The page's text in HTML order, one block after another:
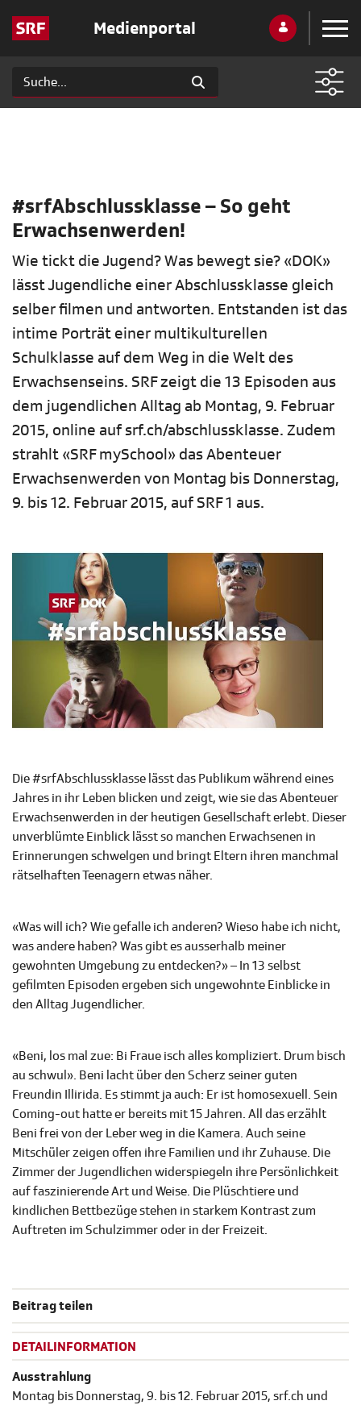
Medienportal
#srfAbschlussklasse – So geht
Erwachsenwerden!
Wie tickt die Jugend? Was bewegt sie? «DOK»
lässt Jugendliche einer Abschlussklasse gleich
selber filmen und antworten. Entstanden ist das
intime Porträt einer multikulturellen
Schulklasse auf dem Weg in die Welt des
Erwachsenseins. SRF zeigt die 13 Episoden aus
dem jugendlichen Alltag ab Montag, 9. Februar
2015, online auf srf.ch/abschlussklasse. Zudem
strahlt «SRF mySchool» das Abenteuer
Erwachsenwerden von Montag bis Donnerstag,
9. bis 12. Februar 2015, auf SRF 1 aus.
Die #srfAbschlussklasse lässt das Publikum während eines
Jahres in ihr Leben blicken und zeigt, wie sie das Abenteuer
Erwachsenwerden in der heutigen Gesellschaft erlebt. Dieser
unverblümte Einblick lässt so manchen Erwachsenen in
Erinnerungen schwelgen und bringt Eltern ihren manchmal
rätselhaften Teenagern etwas näher.
«Was will ich? Wie gefalle ich anderen? Wieso habe ich nicht,
was andere haben? Was gibt es ausserhalb meiner
gewohnten Umgebung zu entdecken?» – In 13 selbst
gefilmten Episoden ergeben sich ungewohnte Einblicke in
den Alltag Jugendlicher.
«Beni, los mal zue: Bi Fraue isch alles kompliziert. Drum bisch
au schwul». Beni lacht über den Scherz seiner guten
Freundin Illirida. Es stimmt ja auch: Er ist homosexuell. Sein
Coming-out hatte er bereits mit 15 Jahren. All das erzählt
Beni frei von der Leber weg in die Kamera. Auch seine
Mitschüler zeigen offen ihre Familien und ihr Zuhause. Die
Zimmer der Jugendlichen widerspiegeln ihre Persönlichkeit
auf faszinierende Art und Weise. Die Plüschtiere und
kindlichen Bettbezüge stehen in starkem Kontrast zum
Auftreten im Schulzimmer oder in der Freizeit.
Beitrag teilen
DETAILINFORMATION
Ausstrahlung
Montag bis Donnerstag, 9. bis 12. Februar 2015, srf.ch und